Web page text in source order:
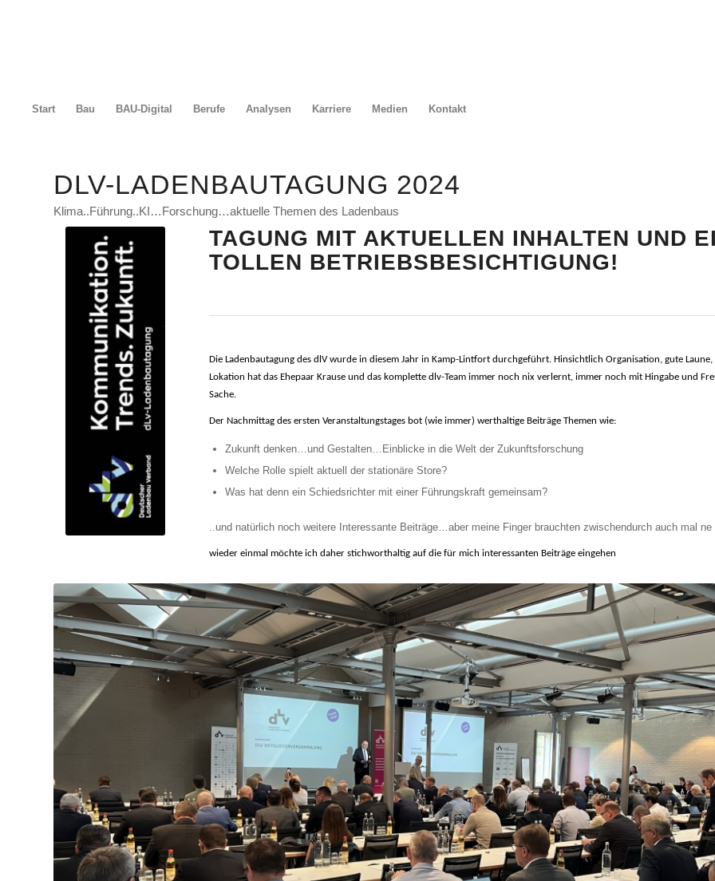
Start Bau BAU-Digital Berufe Analysen Karriere Medien Kontakt
DLV-LADENBAUTAGUNG 2024
Klima..Führung..KI…Forschung…aktuelle Themen des Ladenbaus
TAGUNG MIT AKTUELLEN INHALTEN UND
TOLLEN BETRIEBSBESICHTIGUNG!
Die Ladenbautagung des dlV wurde in diesem Jahr in Kamp-Lintfort durchgeführt. Hinsichtlich Organisation, gute Laune,
Lokation hat das Ehepaar Krause und das komplette dlv-Team immer noch nix verlernt, immer noch mit Hingabe und
Sache.
Der Nachmittag des ersten Veranstaltungstages bot (wie immer) werthaltige Beiträge Themen wie:
Zukunft denken…und Gestalten…Einblicke in die Welt der Zukunftsforschung
Welche Rolle spielt aktuell der stationäre Store?
Was hat denn ein Schiedsrichter mit einer Führungskraft gemeinsam?
..und natürlich noch weitere Interessante Beiträge…aber meine Finger brauchten zwischendurch auch mal
wieder einmal möchte ich daher stichworthaltig auf die für mich interessanten Beiträge eingehen